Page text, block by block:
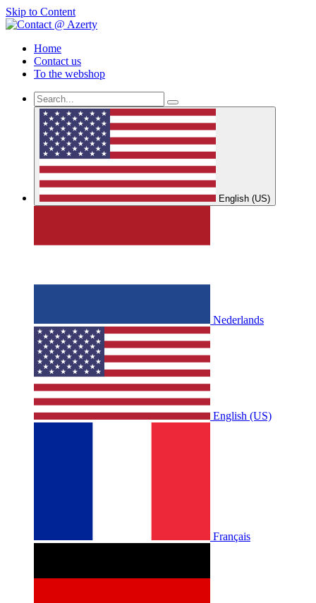
Skip to Content
Home
Contact us
To the webshop
English (US)
Nederlands
English (US)
Français